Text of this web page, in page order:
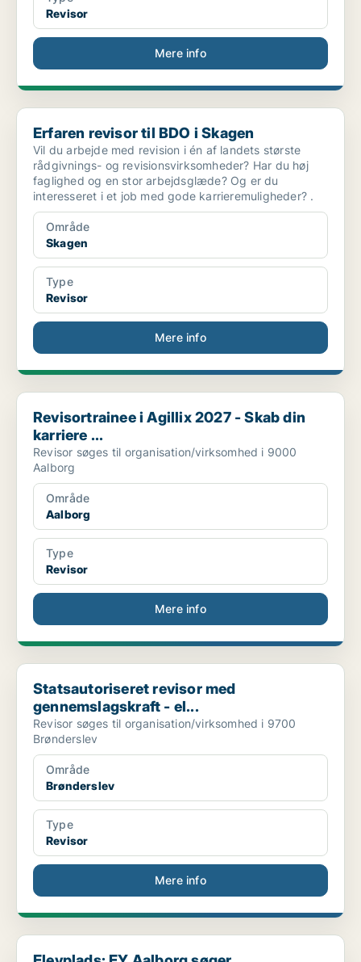
Revisor
Mere info
Erfaren revisor til BDO i Skagen
Erfaren revisor til BDO i Skagen
Vil du arbejde med revision i én af landets største
rådgivnings- og revisionsvirksomheder? Har du høj
faglighed og en stor arbejdsglæde? Og er du
interesseret i et job med gode karrieremuligheder? .
Område
Skagen
Type
Revisor
Mere info
Revisortrainee i Agillix 2027 - Skab din karriere ...
Revisortrainee i Agillix 2027 - Skab din
karriere ...
Revisor søges til organisation/virksomhed i 9000
Aalborg
Område
Aalborg
Type
Revisor
Mere info
Statsautoriseret revisor med gennemslagskraft - el...
Statsautoriseret revisor med
gennemslagskraft - el...
Revisor søges til organisation/virksomhed i 9700
Brønderslev
Område
Brønderslev
Type
Revisor
Mere info
Elevplads: EY Aalborg søger revisortrainee